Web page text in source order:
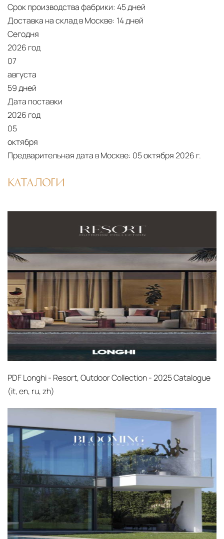
Срок производства фабрики: 45 дней
Доставка на склад в Москве: 14 дней
Сегодня
2026 год
07
августа
59 дней
Дата поставки
2026 год
05
октября
Предварительная дата в Москве: 05 октября 2026 г.
КАТАЛОГИ
PDFLonghi - Resort, Outdoor Collection - 2025 Catalogue
(it, en, ru, zh)